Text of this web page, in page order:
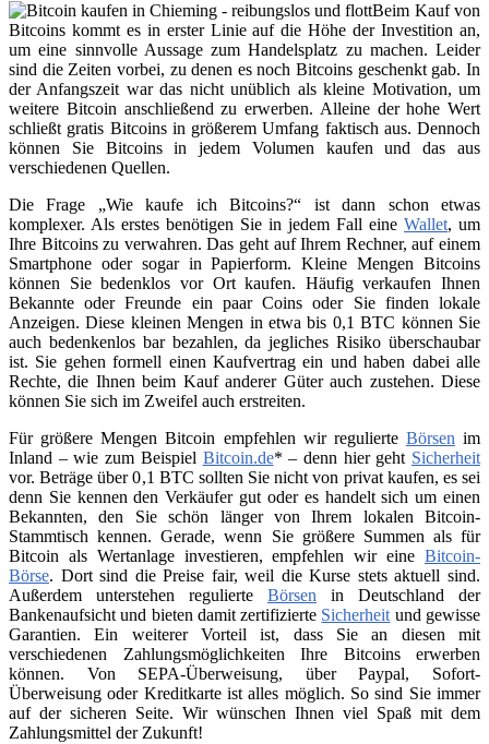
Beim Kauf von
Bitcoins kommt es in erster Linie auf die Höhe der Investition an,
um eine sinnvolle Aussage zum Handelsplatz zu machen. Leider
sind die Zeiten vorbei, zu denen es noch Bitcoins geschenkt gab. In
der Anfangszeit war das nicht unüblich als kleine Motivation, um
weitere Bitcoin anschließend zu erwerben. Alleine der hohe Wert
schließt gratis Bitcoins in größerem Umfang faktisch aus. Dennoch
können Sie Bitcoins in jedem Volumen kaufen und das aus
verschiedenen Quellen.
Die Frage „Wie kaufe ich Bitcoins?“ ist dann schon etwas
komplexer. Als erstes benötigen Sie in jedem Fall eine Wallet, um
Ihre Bitcoins zu verwahren. Das geht auf Ihrem Rechner, auf einem
Smartphone oder sogar in Papierform. Kleine Mengen Bitcoins
können Sie bedenklos vor Ort kaufen. Häufig verkaufen Ihnen
Bekannte oder Freunde ein paar Coins oder Sie finden lokale
Anzeigen. Diese kleinen Mengen in etwa bis 0,1 BTC können Sie
auch bedenkenlos bar bezahlen, da jegliches Risiko überschaubar
ist. Sie gehen formell einen Kaufvertrag ein und haben dabei alle
Rechte, die Ihnen beim Kauf anderer Güter auch zustehen. Diese
können Sie sich im Zweifel auch erstreiten.
Für größere Mengen Bitcoin empfehlen wir regulierte Börsen im
Inland – wie zum Beispiel Bitcoin.de* – denn hier geht Sicherheit
vor. Beträge über 0,1 BTC sollten Sie nicht von privat kaufen, es sei
denn Sie kennen den Verkäufer gut oder es handelt sich um einen
Bekannten, den Sie schön länger von Ihrem lokalen Bitcoin-
Stammtisch kennen. Gerade, wenn Sie größere Summen als für
Bitcoin als Wertanlage investieren, empfehlen wir eine Bitcoin-
Börse. Dort sind die Preise fair, weil die Kurse stets aktuell sind.
Außerdem unterstehen regulierte Börsen in Deutschland der
Bankenaufsicht und bieten damit zertifizierte Sicherheit und gewisse
Garantien. Ein weiterer Vorteil ist, dass Sie an diesen mit
verschiedenen Zahlungsmöglichkeiten Ihre Bitcoins erwerben
können. Von SEPA-Überweisung, über Paypal, Sofort-
Überweisung oder Kreditkarte ist alles möglich. So sind Sie immer
auf der sicheren Seite. Wir wünschen Ihnen viel Spaß mit dem
Zahlungsmittel der Zukunft!